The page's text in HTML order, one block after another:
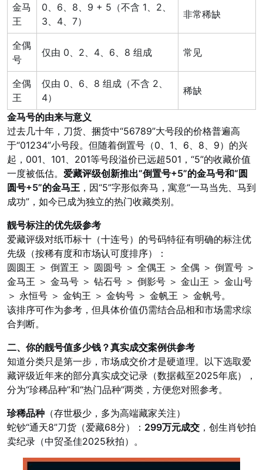
金马
王
0、6、8、9 + 5（不含 1、2、
3、4、7）
非常稀缺
全偶
号
仅由 0、2、4、6、8 组成 常见
全偶
王
仅由 0、6、8 组成（不含 2、
4）
稀缺
金马号的由来与意义
过去几十年，刀货、捆货中“56789”大号段的价格普遍高
于“01234”小号段。但随着倒置号（0、1、6、8、9）的兴
起，001、101、201等号段溢价已远超501，“5”的收藏价值
一度被低估。 爱藏评级创新推出“倒置号+5”的金马号和“圆
圆号+5”的金马王 ，因“5”字形似奔马，寓意“一马当先、马到
成功”，如今已成为独立的热门收藏类别。
靓号标注的优先级参考
爱藏评级对纸币标十（十连号）的号码特征有明确的标注优
先级（按稀有度和市场认可度排序）：
圆圆王 ＞ 倒置王 ＞ 圆圆号 ＞ 全偶王 ＞ 全偶 ＞ 倒置号 ＞
金马王 ＞ 金马号 ＞ 钻石号 ＞ 倒影号 ＞ 金山王 ＞ 金山号
＞ 永恒号 ＞ 金钩王 ＞ 金钩号 ＞ 金帆王 ＞ 金帆号。
该排序可作为参考，但具体价值仍需结合品相和市场需求综
合判断。
二、你的靓号值多少钱？真实成交案例供参考
知道分类只是第一步，市场成交价才是硬道理。以下选取爱
藏评级近年来的部分真实成交记录（数据截至2025年底），
分为“珍稀品种”和“热门品种”两类，方便您对照参考。
珍稀品种 （存世极少，多为高端藏家关注）
蛇钞“通天8”刀货（爱藏68分）： 299万元成交 ，创生肖钞拍
卖纪录（中贸圣佳2025秋拍）。